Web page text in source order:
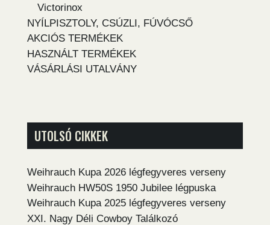
Victorinox
NYÍLPISZTOLY, CSÚZLI, FÚVÓCSŐ
AKCIÓS TERMÉKEK
HASZNÁLT TERMÉKEK
VÁSÁRLÁSI UTALVÁNY
UTOLSÓ CIKKEK
Weihrauch Kupa 2026 légfegyveres verseny
Weihrauch HW50S 1950 Jubilee légpuska
Weihrauch Kupa 2025 légfegyveres verseny
XXI. Nagy Déli Cowboy Találkozó